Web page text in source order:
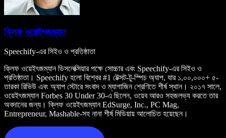
ক্লিফ ওয়েইৎজম্যান
Speechify-এর সিইও ও প্রতিষ্ঠাতা
ক্লিফ ওয়েইৎজম্যান ডিসলেক্সিয়ার পক্ষে সোচ্চার এবং Speechify-এর সিইও ও
প্রতিষ্ঠাতা। Speechify হলো বিশ্বের #1 টেক্সট-টু-স্পিচ অ্যাপ, যার ১,০০,০০০+ ৫-
তারকা রিভিউ এবং অ্যাপ স্টোরে সংবাদ ও ম্যাগাজিন শ্রেণিতে শীর্ষ স্থান। ২০১৭ সালে,
ওয়েইৎজম্যান Forbes 30 Under 30-এ ছিলেন, ওয়েব আরও সহজলভ্য করতে তার
অবদানের জন্য। ক্লিফ ওয়েইৎজম্যান EdSurge, Inc., PC Mag,
Entrepreneur, Mashable-সহ নানা শীর্ষ মিডিয়ায় আলোচিত হয়েছেন।